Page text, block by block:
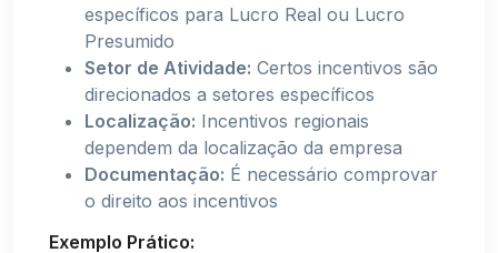
específicos para Lucro Real ou Lucro
Presumido
Setor de Atividade: Certos incentivos são
direcionados a setores específicos
Localização: Incentivos regionais
dependem da localização da empresa
Documentação: É necessário comprovar
o direito aos incentivos
Exemplo Prático: